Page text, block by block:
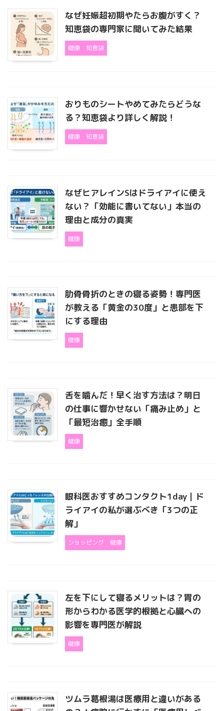
なぜ妊娠超初期やたらお腹がすく？
知恵袋の専門家に聞いてみた結果
健康 知恵袋
おりものシートやめてみたらどうな
る？知恵袋より詳しく解説！
健康 知恵袋
なぜヒアレインSはドライアイに使え
ない？「効能に書いてない」本当の
理由と成分の真実
健康
肋骨骨折のときの寝る姿勢！専門医
が教える「黄金の30度」と患部を下
にする理由
健康
舌を噛んだ！早く治す方法は？明日
の仕事に響かせない「痛み止め」と
「最短治癒」全手順
健康
眼科医おすすめコンタクト1day｜ド
ライアイの私が選ぶべき「3つの正
解」
ショッピング 健康
左を下にして寝るメリットは？胃の
形からわかる医学的根拠と心臓への
影響を専門医が解説
健康
ツムラ葛根湯は医療用と違いがある